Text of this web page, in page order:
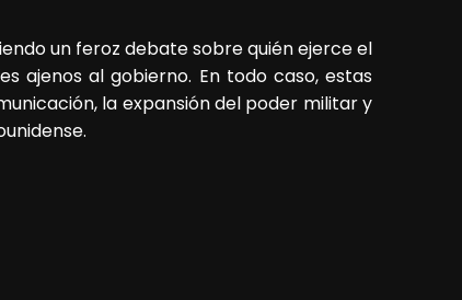
un feroz debate sobre quién ejerce el
ajenos al gobierno. En todo caso, estas
la expansión del poder militar y